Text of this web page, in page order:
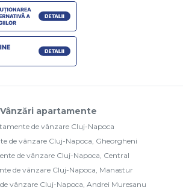
Vânzări apartamente
de vânzare Cluj-Napoca
de vânzare Cluj-Napoca, Gheorgheni
de vânzare Cluj-Napoca, Central
de vânzare Cluj-Napoca, Manastur
vânzare Cluj-Napoca, Andrei Muresanu